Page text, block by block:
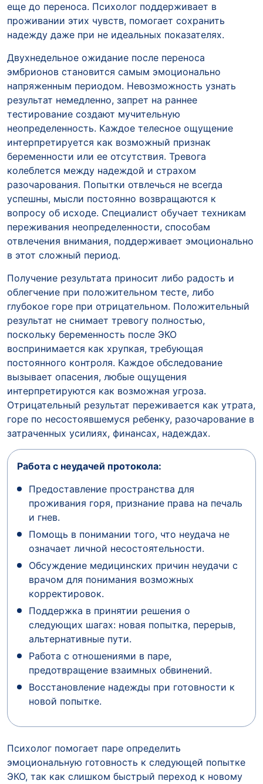
еще до переноса. Психолог поддерживает в
проживании этих чувств, помогает сохранить
надежду даже при не идеальных показателях.
Двухнедельное ожидание после переноса
эмбрионов становится самым эмоционально
напряженным периодом. Невозможность узнать
результат немедленно, запрет на раннее
тестирование создают мучительную
неопределенность. Каждое телесное ощущение
интерпретируется как возможный признак
беременности или ее отсутствия. Тревога
колеблется между надеждой и страхом
разочарования. Попытки отвлечься не всегда
успешны, мысли постоянно возвращаются к
вопросу об исходе. Специалист обучает техникам
переживания неопределенности, способам
отвлечения внимания, поддерживает эмоционально
в этот сложный период.
Получение результата приносит либо радость и
облегчение при положительном тесте, либо
глубокое горе при отрицательном. Положительный
результат не снимает тревогу полностью,
поскольку беременность после ЭКО
воспринимается как хрупкая, требующая
постоянного контроля. Каждое обследование
вызывает опасения, любые ощущения
интерпретируются как возможная угроза.
Отрицательный результат переживается как утрата,
горе по несостоявшемуся ребенку, разочарование в
затраченных усилиях, финансах, надеждах.
Работа с неудачей протокола:
Предоставление пространства для
проживания горя, признание права на печаль
и гнев.
Помощь в понимании того, что неудача не
означает личной несостоятельности.
Обсуждение медицинских причин неудачи с
врачом для понимания возможных
корректировок.
Поддержка в принятии решения о
следующих шагах: новая попытка, перерыв,
альтернативные пути.
Работа с отношениями в паре,
предотвращение взаимных обвинений.
Восстановление надежды при готовности к
новой попытке.
Психолог помогает паре определить
эмоциональную готовность к следующей попытке
ЭКО, так как слишком быстрый переход к новому